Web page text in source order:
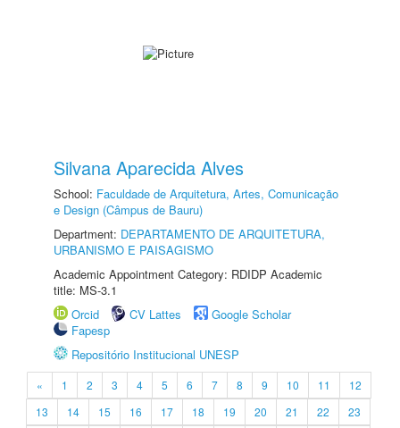
Silvana Aparecida Alves
School: Faculdade de Arquitetura, Artes, Comunicação
e Design (Câmpus de Bauru)
Department: DEPARTAMENTO DE ARQUITETURA,
URBANISMO E PAISAGISMO
Academic Appointment Category: RDIDP Academic
title: MS-3.1
Orcid
CV Lattes
Google Scholar
Fapesp
Repositório Institucional UNESP
« 1 2 3 4 5 6 7 8 9 10 11
12
13
14 15 16 17 18 19 20 21 22
23